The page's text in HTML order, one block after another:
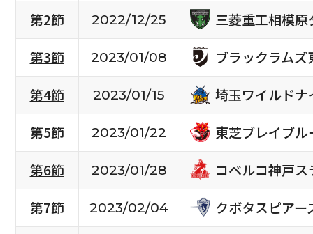
第2節
2022/12/25
三菱重工相模
第3節
2023/01/08
ブラックラムズ
第4節
2023/01/15
埼玉ワイルドナ
第5節
2023/01/22
東芝ブレイブ
第6節
2023/01/28
コベルコ神戸
第7節
2023/02/04
クボタスピア